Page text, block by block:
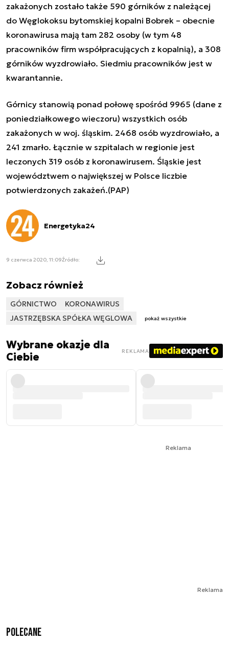
zakażonych zostało także 590 górników z należącej
do Węglokoksu bytomskiej kopalni Bobrek – obecnie
koronawirusa mają tam 282 osoby (w tym 48
pracowników firm współpracujących z kopalnią), a 308
górników wyzdrowiało. Siedmiu pracowników jest w
kwarantannie.
Górnicy stanowią ponad połowę spośród 9965 (dane z
poniedziałkowego wieczoru) wszystkich osób
zakażonych w woj. śląskim. 2468 osób wyzdrowiało, a
241 zmarło. Łącznie w szpitalach w regionie jest
leczonych 319 osób z koronawirusem. Śląskie jest
województwem o największej w Polsce liczbie
potwierdzonych zakażeń.(PAP)
Energetyka24
9 czerwca 2020, 11:09Źródło:
Zobacz również
GÓRNICTWO
KORONAWIRUS
JASTRZĘBSKA SPÓŁKA WĘGLOWA
pokaż wszystkie
Wybrane okazje dla
Ciebie
REKLAMA
Reklama
Reklama
Polecane